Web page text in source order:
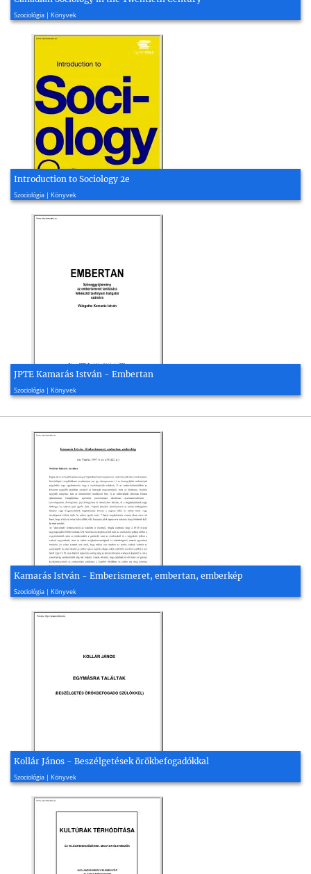
Szociológia | Könyvek
2001, 4 oldal
Introduction to Sociology 2e
Szociológia | Könyvek
2017, 509 oldal
JPTE Kamarás István - Embertan
Szociológia | Könyvek
1998, 47 oldal
Kamarás István - Emberismeret, embertan, emberkép
Szociológia | Könyvek
1997, 23 oldal
Kollár János - Beszélgetések örökbefogadókkal
Szociológia | Könyvek
2001, 80 oldal